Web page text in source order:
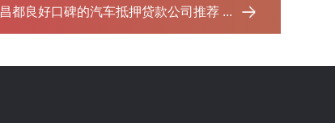
昌都良好口碑的汽车抵押贷款公司推荐 ...‌